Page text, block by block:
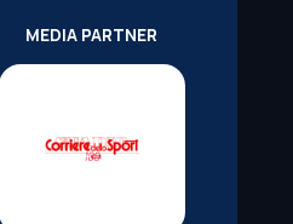
MEDIA PARTNER